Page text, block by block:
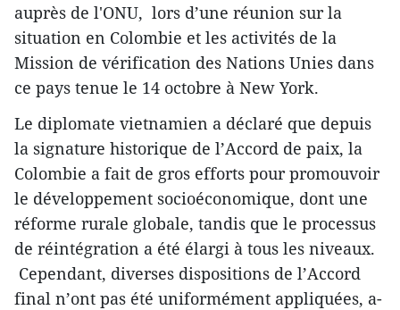
auprès de l'ONU, lors d’une réunion sur la
situation en Colombie et les activités de la
Mission de vérification des Nations Unies dans
ce pays tenue le 14 octobre à New York.
Le diplomate vietnamien a déclaré que depuis
la signature historique de l’Accord de paix, la
Colombie a fait de gros efforts pour promouvoir
le développement socioéconomique, dont une
réforme rurale globale, tandis que le processus
de réintégration a été élargi à tous les niveaux.
Cependant, diverses dispositions de l’Accord
final n’ont pas été uniformément appliquées, a-